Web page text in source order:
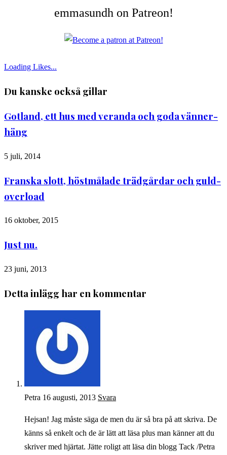
emmasundh on Patreon!
Loading Likes...
Du kanske också gillar
Gotland, ett hus med veranda och goda vänner-
häng
5 juli, 2014
Franska slott, höstmålade trädgårdar och guld-
overload
16 oktober, 2015
Just nu.
23 juni, 2013
Detta inlägg har en kommentar
Petra 16 augusti, 2013 Svara
Hejsan! Jag måste säga de men du är så bra på att skriva. De
känns så enkelt och de är lätt att läsa plus man känner att du
skriver med hjärtat. Jätte roligt att läsa din blogg Tack /Petra